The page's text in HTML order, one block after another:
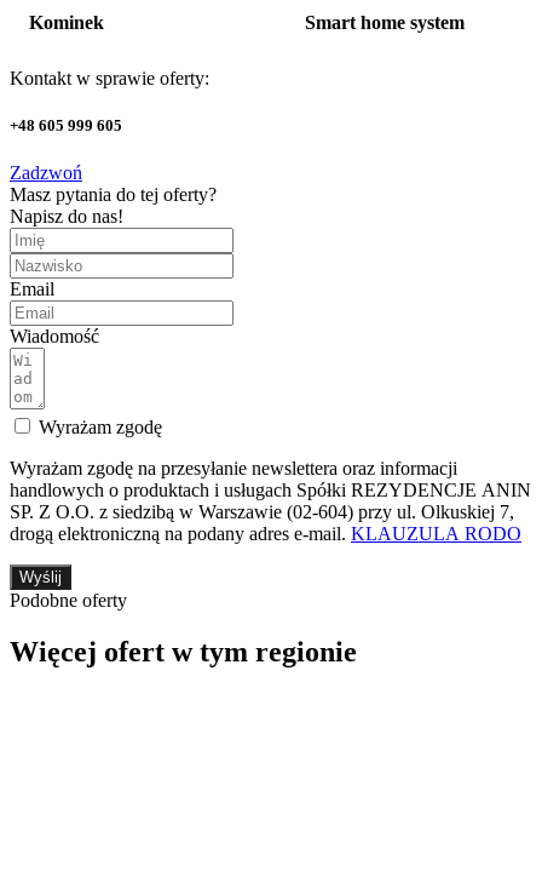
Kominek Smart home system
Kontakt w sprawie oferty:
+48 605 999 605
Zadzwoń
Masz pytania do tej oferty?
Napisz do nas!
Email
Wiadomość
Wyrażam zgodę
Wyrażam zgodę na przesyłanie newslettera oraz informacji
handlowych o produktach i usługach Spółki REZYDENCJE ANIN
SP. Z O.O. z siedzibą w Warszawie (02-604) przy ul. Olkuskiej 7,
drogą elektroniczną na podany adres e-mail. KLAUZULA RODO
Wyślij
Podobne oferty
Więcej ofert w tym regionie